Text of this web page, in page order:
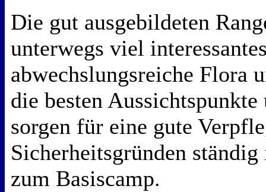
Die gut ausgebildeten
unterwegs viel
abwechslungsreiche Flora
die besten Aussichtspunkte
sorgen für eine gute
Sicherheitsgründen
zum Basiscamp.